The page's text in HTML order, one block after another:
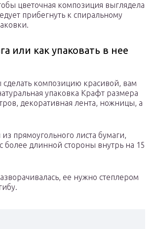
цветочная композиция выглядела
прибегнуть к спиральному
или как упаковать в нее
сделать композицию красивой, вам
упаковка Крафт размера
декоративная лента, ножницы, а
прямоугольного листа бумаги,
более длинной стороны внутрь на 15
ее нужно степлером